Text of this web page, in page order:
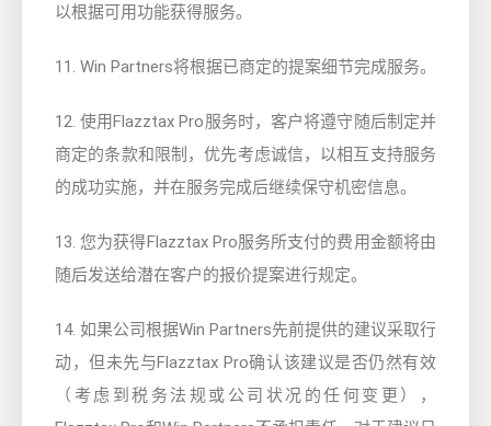
以根据可用功能获得服务。
11. Win Partners将根据已商定的提案细节完成服务。
12. 使用Flazztax Pro服务时，客户将遵守随后制定并
商定的条款和限制，优先考虑诚信，以相互支持服务
的成功实施，并在服务完成后继续保守机密信息。
13. 您为获得Flazztax Pro服务所支付的费用金额将由
随后发送给潜在客户的报价提案进行规定。
14. 如果公司根据Win Partners先前提供的建议采取行
动，但未先与Flazztax Pro确认该建议是否仍然有效
（考虑到税务法规或公司状况的任何变更），